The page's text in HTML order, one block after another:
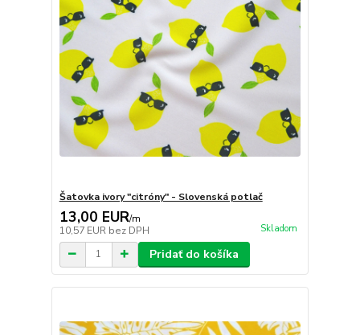
Šatovka ivory "citróny" - Slovenská potlač
13,00 EUR/m
10,57 EUR bez DPH Skladom
Pridať do košíka